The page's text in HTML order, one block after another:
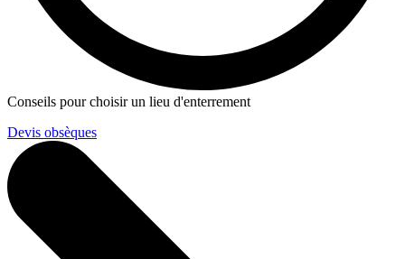
Conseils pour choisir un lieu d'enterrement
Devis obsèques